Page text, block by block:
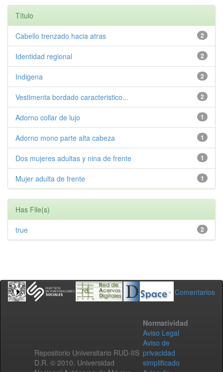
Título
2
Cabello trenzado hacia atras
2
Identidad regional
2
Indigena
2
Vestimenta bordado caracteristico...
1
Adorno collar de lujo
1
Adorno mono parte alta cabeza
1
Dos mujeres adultas y nina de frente
1
Mujer adulta de frente
Has File(s)
2
true
Comentarios
Repositorio Universitario RUD-IIS
D.R. © 2010. Universidad
Normatividad
Aviso Legal
Aviso de
privacidad
simplificado